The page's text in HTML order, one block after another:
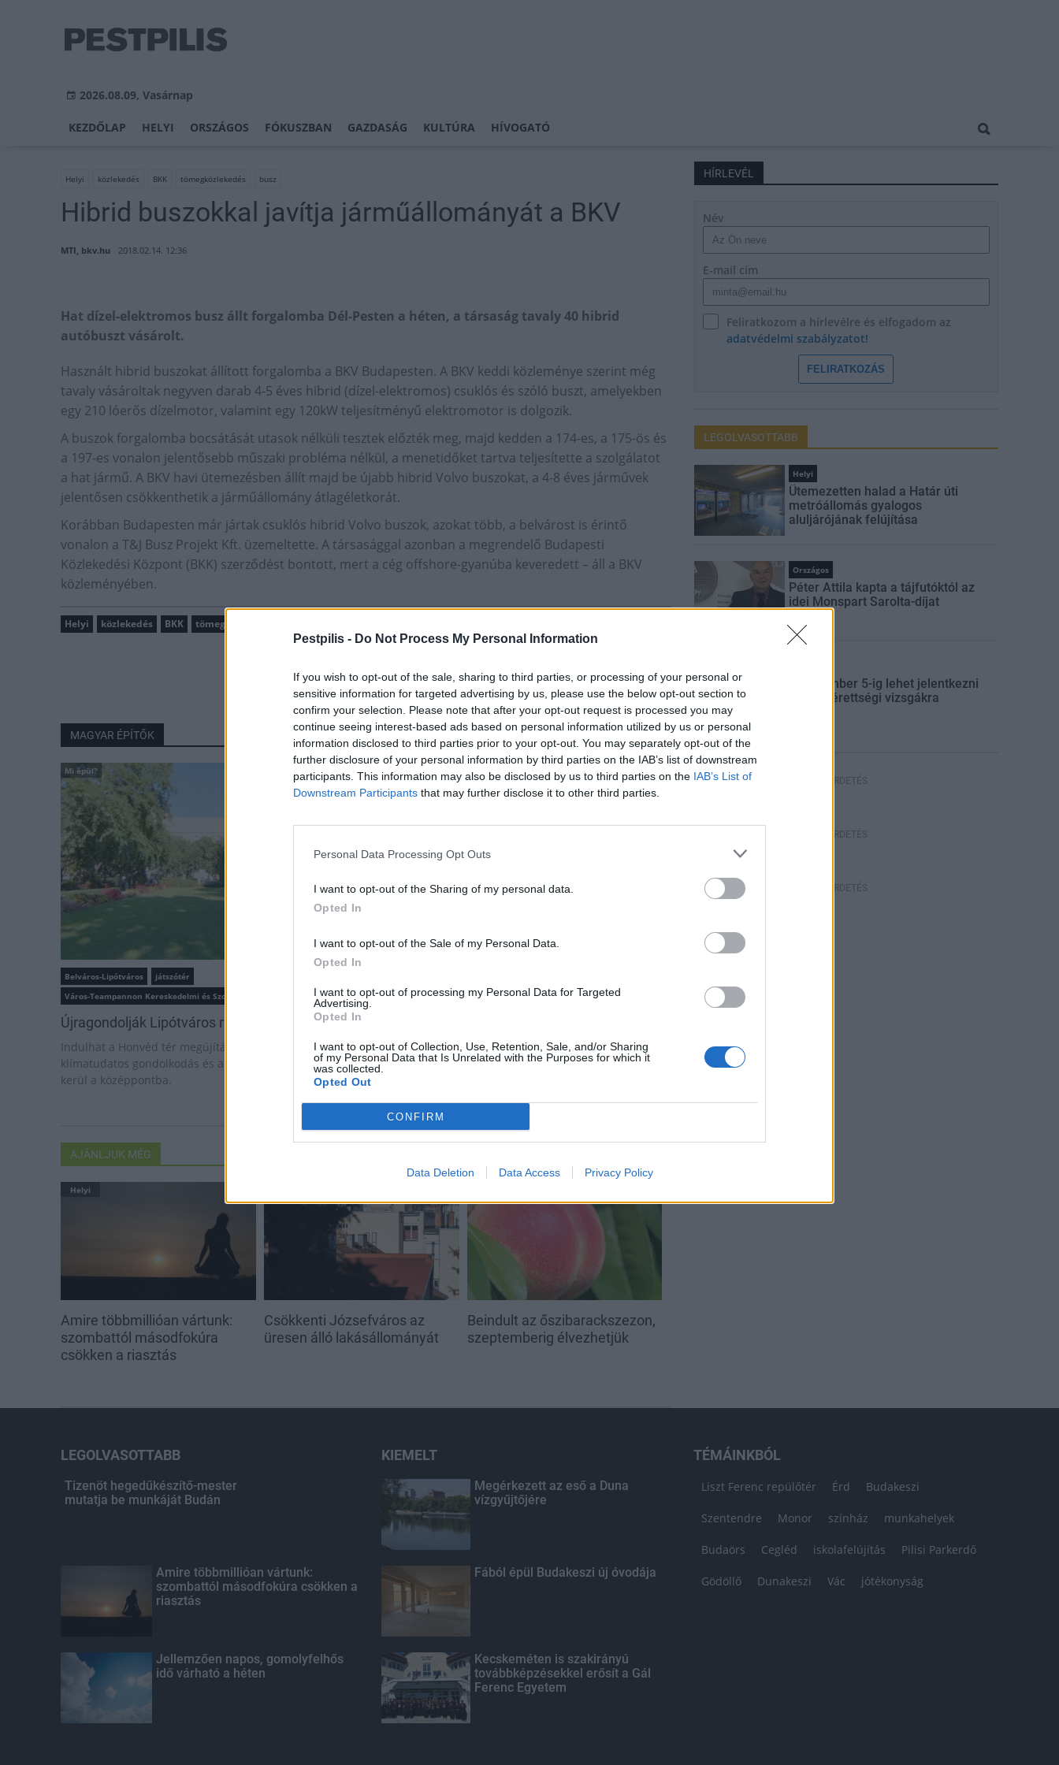
Pestpilis - Do Not Process My Personal Information
If you wish to opt-out of the sale, sharing to third parties, or processing of your personal or
sensitive information for targeted advertising by us, please use the below opt-out section to
confirm your selection. Please note that after your opt-out request is processed you may
continue seeing interest-based ads based on personal information utilized by us or personal
information disclosed to third parties prior to your opt-out. You may separately opt-out of the
further disclosure of your personal information by third parties on the IAB’s list of downstream
participants. This information may also be disclosed by us to third parties on the IAB’s List of
Downstream Participants that may further disclose it to other third parties.
Personal Data Processing Opt Outs
I want to opt-out of the Sharing of my personal data.
Opted In
I want to opt-out of the Sale of my Personal Data.
Opted In
I want to opt-out of processing my Personal Data for Targeted
Advertising.
Opted In
I want to opt-out of Collection, Use, Retention, Sale, and/or Sharing
of my Personal Data that Is Unrelated with the Purposes for which it
was collected.
Opted Out
CONFIRM
Data Deletion Data Access Privacy Policy
2026.08.09, Vasárnap
KEZDŐLAP HELYI ORSZÁGOS FÓKUSZBAN GAZDASÁG KULTÚRA HÍVOGATÓ
Helyi közlekedés BKK tömegközlekedés busz
Hibrid buszokkal javítja járműállományát a BKV
MTI, bkv.hu 2018.02.14. 12:36
Hat dízel-elektromos busz állt forgalomba Dél-Pesten a héten, a társaság tavaly 40 hibrid
autóbuszt vásárolt.
Használt hibrid buszokat állított forgalomba a BKV Budapesten. A BKV keddi közleménye szerint még
tavaly vásároltak negyven darab 4-5 éves hibrid (dízel-elektromos) csuklós és szóló buszt, amelyekben
egy 210 lóerős dízelmotor, valamint egy 120kW teljesítményű elektromotor is dolgozik.
A buszok forgalomba bocsátását utasok nélküli tesztek előzték meg, majd kedden a 174-es, a 175-ös és
a 197-es vonalon jelentősebb műszaki probléma nélkül, a menetidőket tartva teljesítette a szolgálatot
a hat jármű. A BKV havi ütemezésben állít majd be újabb hibrid Volvo buszokat, a 4-8 éves járművek
jelentősen csökkenthetik a járműállomány átlagéletkorát.
Korábban Budapesten már jártak csuklós hibrid Volvo buszok, azokat több, a belvárost is érintő
vonalon a T&J Busz Projekt Kft. üzemeltette. A társasággal azonban a megrendelő Budapesti
Közlekedési Központ (BKK) szerződést bontott, mert a cég offshore-gyanúba keveredett – áll a BKV
közleményében.
Helyi közlekedés BKK tömegközlekedés
MAGYAR ÉPÍTŐK
Mi épül?
Belváros-Lipótváros
játszótér
Város-Teampannon Kereskedelmi és Szolgáltató Kft.
parkfelújítás
Újragondolják Lipótváros rejtett, zöld parkját
Indulhat a Honvéd tér megújításának tervezése, ahol a
klímatudatos gondolkodás és a helyi identitás erősítése
kerül a középpontba.
Történelmi táj, amelynek minden
köve mesél – megújul a tatai
Angolkert
M1 bővítés: már zajlik a teljesen új
Új gyalogosátkelők és jelzőlámpás
Hódmezővásárhely jó hírű
református iskoláját
AJÁNLJUK MÉG
Helyi
Amire többmillióan vártunk:
szombattól másodfokúra
csökken a riasztás
Csökkenti Józsefváros az
üresen álló lakásállományát
Beindult az őszibarackszezon,
szeptemberig élvezhetjük
HÍRLEVÉL
Név
E-mail cím
Feliratkozom a hírlevélre és elfogadom az
adatvédelmi szabályzatot!
FELIRATKOZÁS
LEGOLVASOTTABB
Helyi
Ütemezetten halad a Határ úti
metróállomás gyalogos
aluljárójának felújítása
Országos
Péter Attila kapta a tájfutóktól az
idei Monspart Sarolta-díjat
Szeptember 5-ig lehet jelentkezni
az őszi érettségi vizsgákra
HIRDETÉS
HIRDETÉS
HIRDETÉS
LEGOLVASOTTABB
Tizenöt hegedűkészítő-mester
mutatja be munkáját Budán
Amire többmillióan vártunk:
szombattól másodfokúra csökken a
riasztás
Jellemzően napos, gomolyfelhős
idő várható a héten
KIEMELT
Megérkezett az eső a Duna
vízgyűjtőjére
Fából épül Budakeszi új óvodája
Kecskeméten is szakirányú
továbbképzésekkel erősít a Gál
Ferenc Egyetem
TÉMÁINKBÓL
Liszt Ferenc repülőtér Érd Budakeszi
Szentendre Monor színház munkahelyek
Budaörs Cegléd iskolafelújítás Pilisi Parkerdő
Gödöllő Dunakeszi Vác jótékonyság